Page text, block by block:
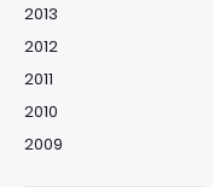
2013
2012
2011
2010
2009